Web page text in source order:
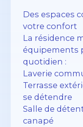
Des espaces
votre confort
La résidence
équipements
quotidien :
Laverie
Terrasse
se détendre
Salle de
canapé